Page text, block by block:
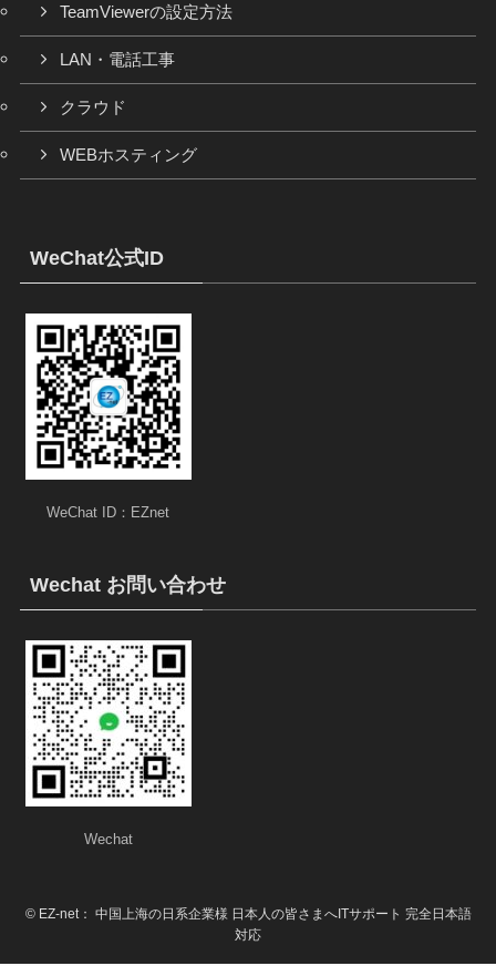
TeamViewerの設定方法
LAN・電話工事
クラウド
WEBホスティング
WeChat公式ID
WeChat ID：EZnet
Wechat お問い合わせ
Wechat
©EZ-net： 中国上海の日系企業様 日本人の皆さまへITサポート 完全日本語
対応